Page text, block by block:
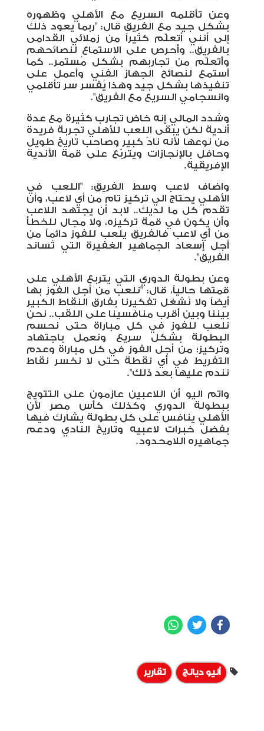
وعن تأقلمه السريع مع الأهلي وظهوره
بشكل جيد مع الفريق قال: "ربما يعود ذلك
إلى أنني أتعلّم كثيراً من زملائي القدامى
بالفريق.. وأحرص على الاستماع لنصائحهم
وأتعلّم من تجاربهم بشكل مُستمر.. كما
أستمع لنصائح الجهاز الفني وأعمل على
تنفيذها بشكل جيد وهذا يُفسر سر تأقلمي
وانسجامي السريع مع الفريق".
وشدد المالي إنه خاض تجارب كثيرة مع عدة
أندية لكن يبقى اللعب للأهلي تجربة فريدة
من نوعها لأنه نادً كبير وصاحب تاريخ طويل
وحافل بالإنجازات ويتربّع على قمة الأندية
الإفريقية.
واضاف لاعب وسط الفريق: "اللعب في
الأهلي يحتاج الي تركيز تام من أي لاعب، وأن
تقدم كل ما لديك.. لابد أن يجتهد اللاعب
وأن يكون في قمة تركيزه، ولا مجال للخطأ
من أي لاعب فالفريق يلعب للفوز دائماً من
أجل إسعاد الجماهير الغفيرة التي تُساند
الفريق".
وعن بطولة الدوري التي يتربع الأهلي على
قمتها حالياً، قال: "نلعب من أجل الفوز بها
أيضاً ولا نُشغل تفكيرنا بفارق النقاط الكبير
بيننا وبين أقرب منافسينا على اللقب.. نحن
نلعب للفوز في كل مباراة حتى نحسم
البطولة بشكل سريع ونعمل باجتهاد
وتركيز؛ من أجل الفوز في كل مباراة وعدم
التفريط في أي نقطة حتى لا نخسر نقاط
نندم عليها بعد ذلك".
واتم اليو أن اللاعبين عازمون على التتويج
ببطولة الدوري وكذلك كأس مصر لأن
الأهلي ينافس على كل بطولة يشارك فيها
بفضل خبرات لاعبيه وتاريخ النادي ودعم
جماهيره اللامحدود.
Facebook
Twitter
أليو ديانج تقارير